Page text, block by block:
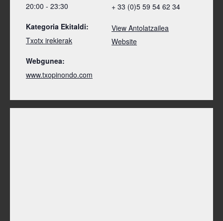
20:00 - 23:30
Kategoria Ekitaldi:
Txotx irekierak
Webgunea:
www.txopinondo.com
+ 33 (0)5 59 54 62 34
View Antolatzailea
Website